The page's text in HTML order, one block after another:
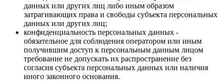
данных или других лиц либо иным образом
затрагивающих права и свободы субъекта персональных
данных или других лиц;
конфиденциальность персональных данных -
обязательное для соблюдения оператором или иным
получившим доступ к персональным данным лицом
требование не допускать их распространение без
согласия субъекта персональных данных или наличия
иного законного основания.